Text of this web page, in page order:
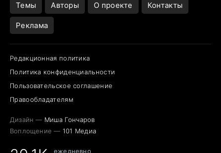
Темы Авторы О проекте Контакты
Реклама
Редакционная политика
Политика конфиденциальности
Пользовательское соглашение
Правообладателям
Дизайн — Миша Гончаров
Воплощение — 101 Медиа
ежедневно